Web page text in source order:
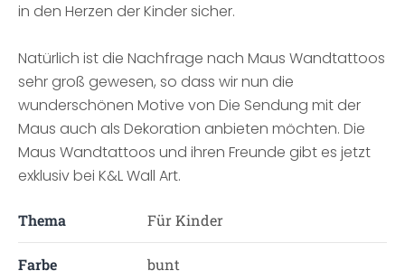
in den Herzen der Kinder sicher.
Natürlich ist die Nachfrage nach Maus Wandtattoos
sehr groß gewesen, so dass wir nun die
wunderschönen Motive von Die Sendung mit der
Maus auch als Dekoration anbieten möchten. Die
Maus Wandtattoos und ihren Freunde gibt es jetzt
exklusiv bei K&L Wall Art.
Thema Für Kinder
Farbe bunt